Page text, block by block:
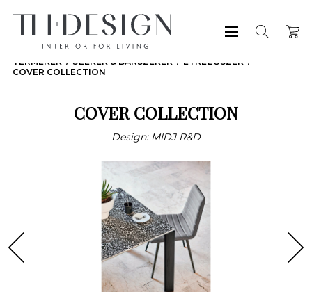
TERMÉKEK SZÉKEK & BÁRSZÉKEK
ÉTKEZŐSZÉK
COVER COLLECTION
COVER COLLECTION
Design: MIDJ R&D